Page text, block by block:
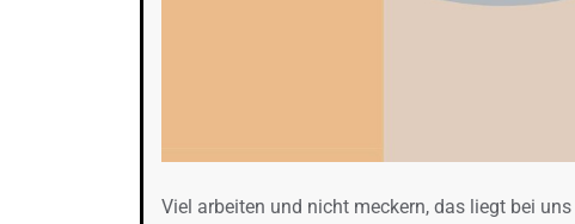
Viel arbeiten und nicht meckern, das liegt bei